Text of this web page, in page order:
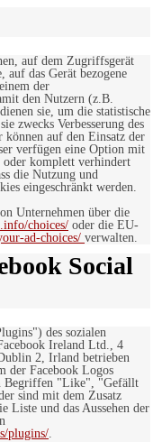
auf dem Zugriffsgerät
auf das Gerät bezogene
der
den Nutzern (z.B.
sie, um die statistische
zwecks Verbesserung des
können auf den Einsatz der
verfügen eine Option mit
oder komplett verhindert
die Nutzung und
eingeschränkt werden.
Unternehmen über die
choices/ oder die EU-
ad-choices/ verwalten.
Social
des sozialen
Ireland Ltd., 4
2, Irland betrieben
der Facebook Logos
Begriffen "Like", "Gefällt
sind mit dem Zusatz
Liste und das Aussehen der
plugins/.